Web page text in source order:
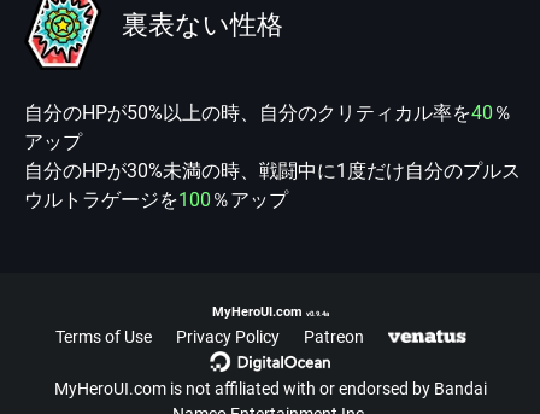
裏表ない性格
自分のHPが50%以上の時、自分のクリティカル率を40 ％
アップ
自分のHPが30%未満の時、戦闘中に1度だけ自分のプルス
ウルトラゲージを100 ％アップ
MyHeroUI.com v0.9.4a
Terms of Use Privacy Policy Patreon
MyHeroUI.com is not affiliated with or endorsed by Bandai